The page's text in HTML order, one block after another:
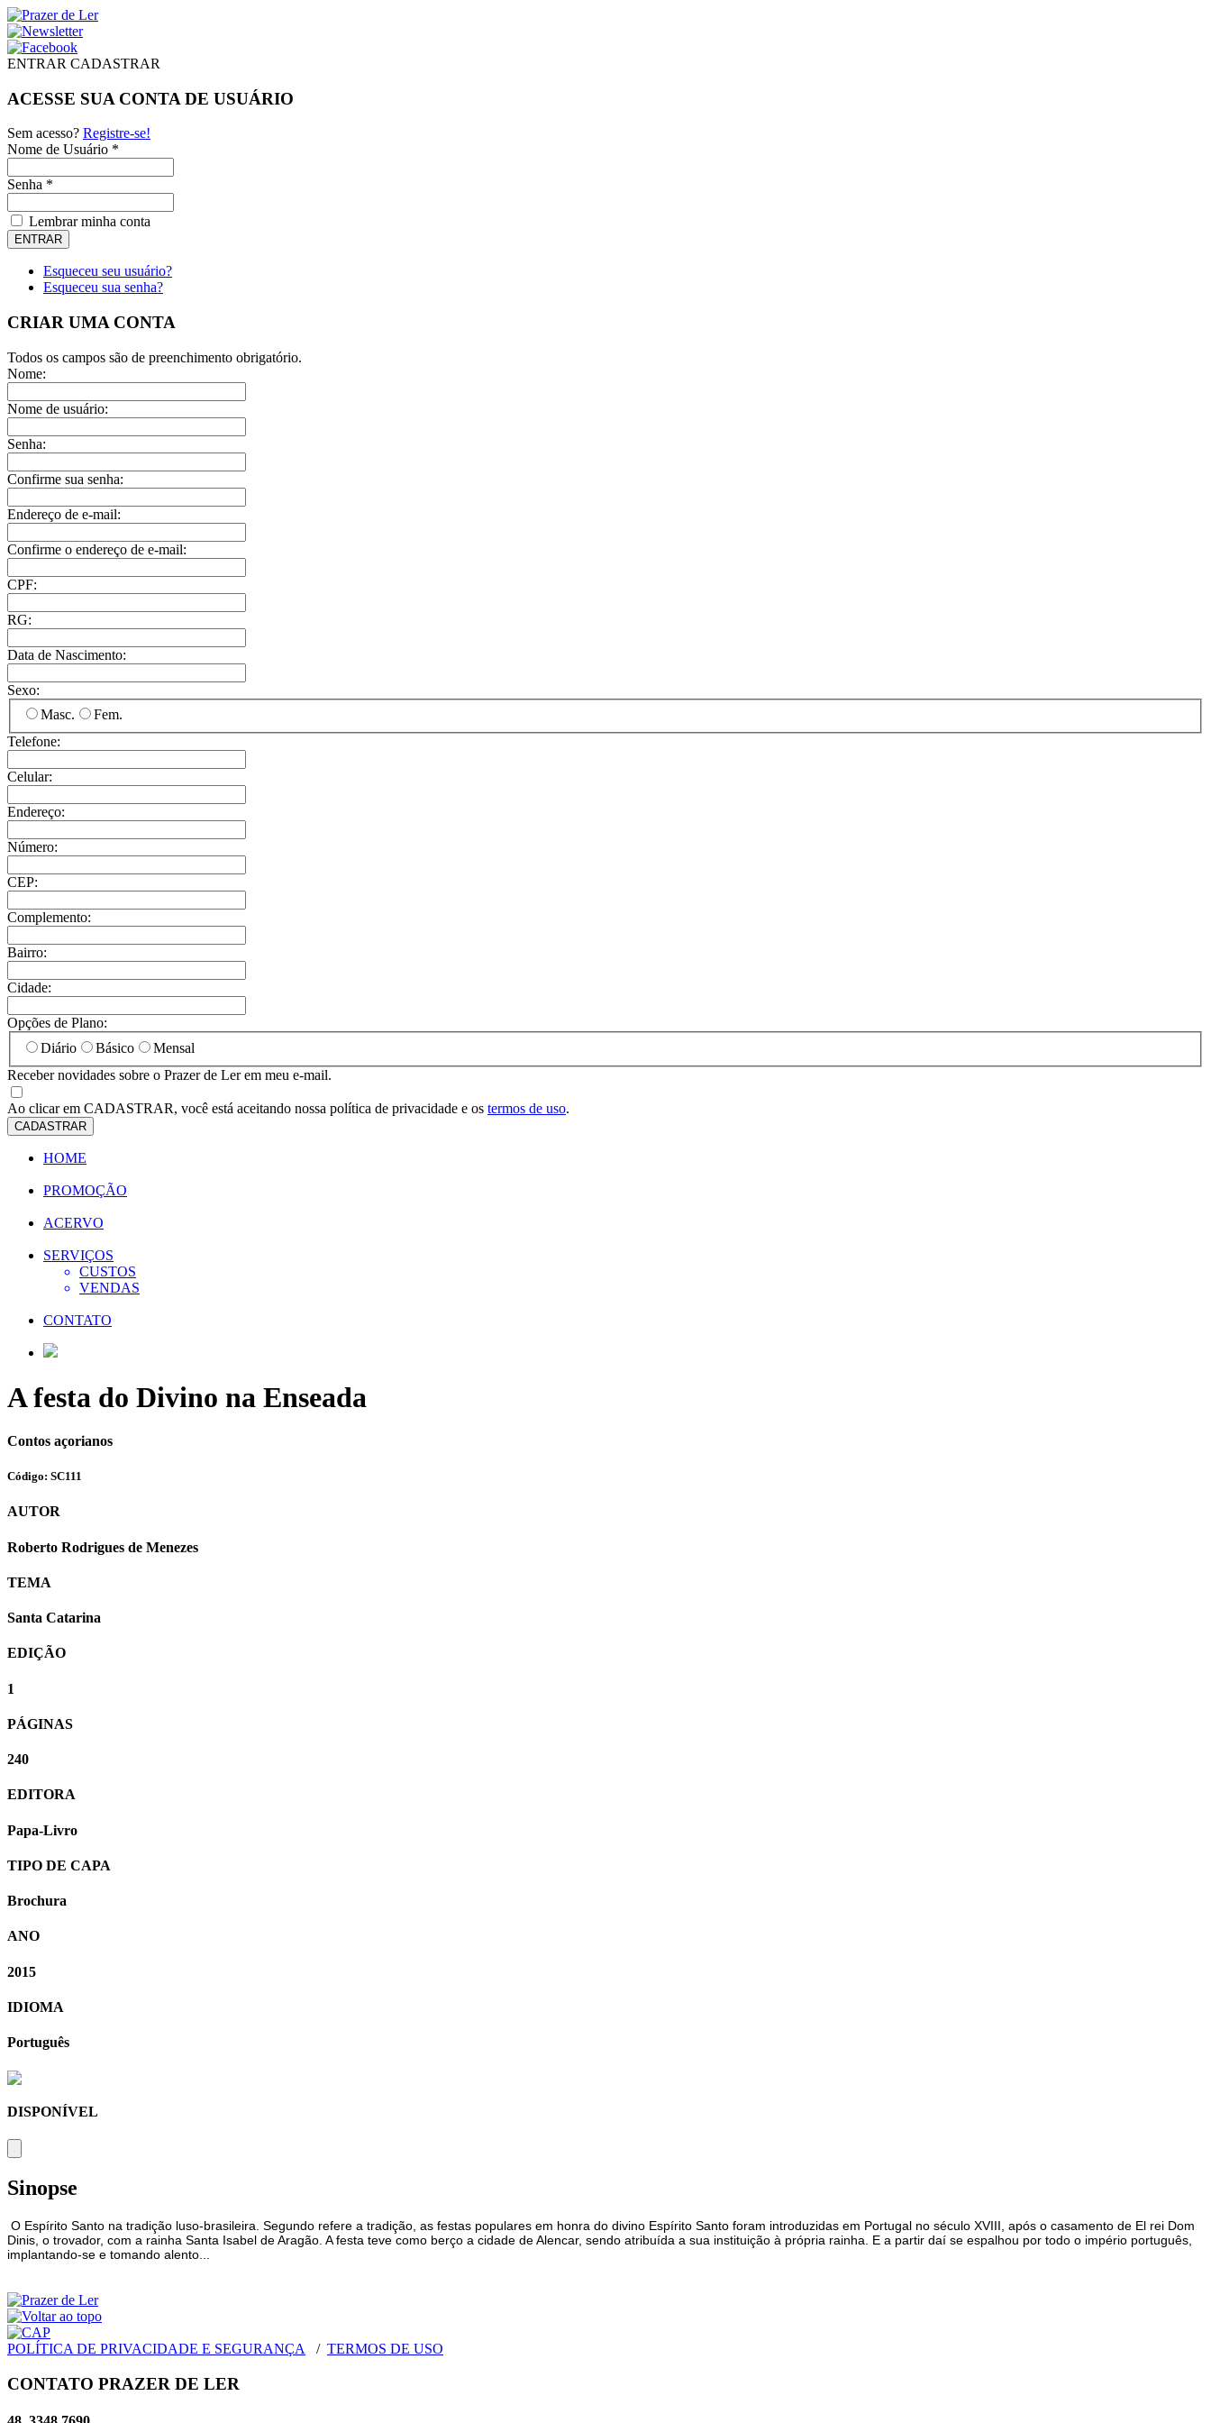
ENTRAR CADASTRAR
ACESSE SUA CONTA DE USUÁRIO
Sem acesso? Registre-se!
Nome de Usuário *
Senha *
Lembrar minha conta
Esqueceu seu usuário?
Esqueceu sua senha?
CRIAR UMA CONTA
Todos os campos são de preenchimento obrigatório.
Nome:
Nome de usuário:
Senha:
Confirme sua senha:
Endereço de e-mail:
Confirme o endereço de e-mail:
CPF:
RG:
Data de Nascimento:
Sexo:
Masc.
Fem.
Telefone:
Celular:
Endereço:
Número:
CEP:
Complemento:
Bairro:
Cidade:
Opções de Plano:
Diário
Básico
Mensal
Receber novidades sobre o Prazer de Ler em meu e-mail.
Ao clicar em CADASTRAR, você está aceitando nossa política de privacidade e os termos de uso.
CADASTRAR
HOME
PROMOÇÃO
ACERVO
SERVIÇOS
CUSTOS
VENDAS
CONTATO
A festa do Divino na Enseada
Contos açorianos
Código: SC111
AUTOR
Roberto Rodrigues de Menezes
TEMA
Santa Catarina
EDIÇÃO
1
PÁGINAS
240
EDITORA
Papa-Livro
TIPO DE CAPA
Brochura
ANO
2015
IDIOMA
Português
DISPONÍVEL
Sinopse
O Espírito Santo na tradição luso-brasileira. Segundo refere a tradição, as festas populares em honra do divino Espírito Santo foram introduzidas em Portugal no século XVIII, após o casamento de El rei Dom
Dinis, o trovador, com a rainha Santa Isabel de Aragão. A festa teve como berço a cidade de Alencar, sendo atribuída a sua instituição à própria rainha. E a partir daí se espalhou por todo o império português,
implantando-se e tomando alento...
POLÍTICA DE PRIVACIDADE E SEGURANÇA / TERMOS DE USO
CONTATO PRAZER DE LER